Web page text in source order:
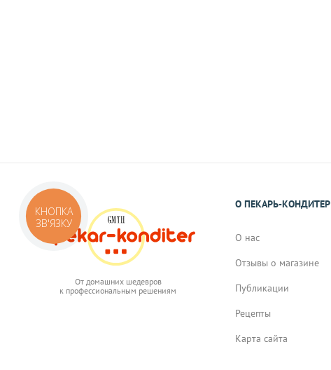
От домашних шедевров
к профессиональным решениям
О ПЕКАРЬ-КОНДИТЕР
О нас
Отзывы о магазине
Публикации
Рецепты
Карта сайта
КНОПКА
ЗВ'ЯЗКУ